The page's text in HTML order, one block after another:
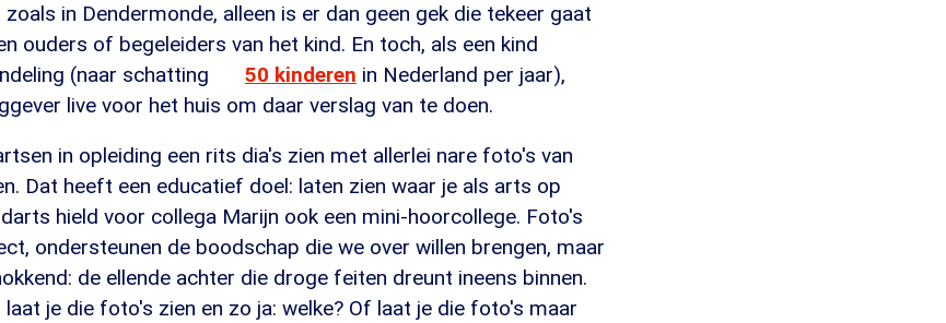
in Dendermonde, alleen is er dan geen gek die tekeer gaat
ouders of begeleiders van het kind. En toch, als een kind
(naar schatting
50 kinderen in Nederland per jaar),
live voor het huis om daar verslag van te doen.
in opleiding een rits dia's zien met allerlei nare foto's van
Dat heeft een educatief doel: laten zien waar je als arts op
hield voor collega Marijn ook een mini-hoorcollege. Foto's
ondersteunen de boodschap die we over willen brengen, maar
de ellende achter die droge feiten dreunt ineens binnen.
laat je die foto's zien en zo ja: welke? Of laat je die foto's maar